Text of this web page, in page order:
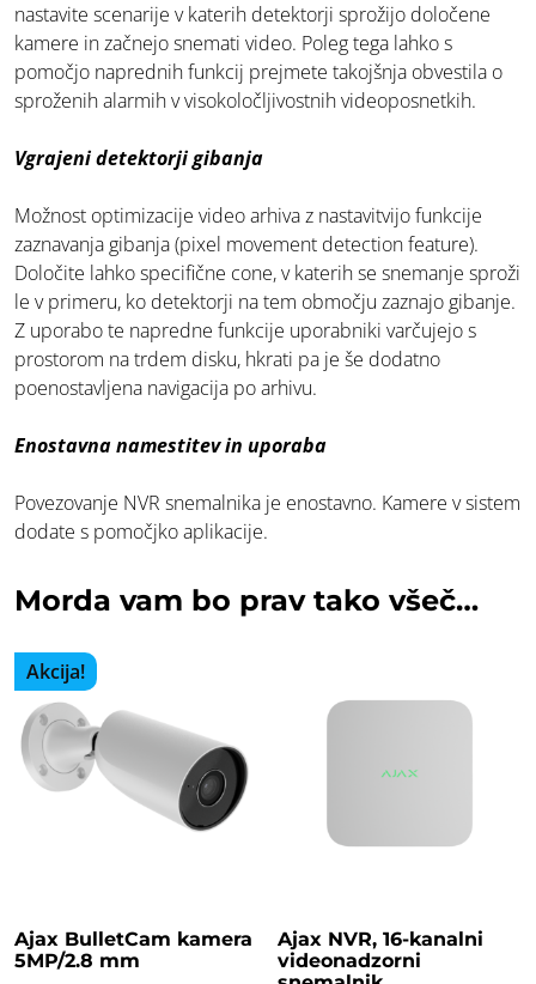
nastavite scenarije v katerih detektorji sprožijo določene
kamere in začnejo snemati video. Poleg tega lahko s
pomočjo naprednih funkcij prejmete takojšnja obvestila o
sproženih alarmih v visokoločljivostnih videoposnetkih.
Vgrajeni detektorji gibanja
Možnost optimizacije video arhiva z nastavitvijo funkcije
zaznavanja gibanja (pixel movement detection feature).
Določite lahko specifične cone, v katerih se snemanje sproži
le v primeru, ko detektorji na tem območju zaznajo gibanje.
Z uporabo te napredne funkcije uporabniki varčujejo s
prostorom na trdem disku, hkrati pa je še dodatno
poenostavljena navigacija po arhivu.
Enostavna namestitev in uporaba
Povezovanje NVR snemalnika je enostavno. Kamere v sistem
dodate s pomočjko aplikacije.
Morda vam bo prav tako všeč…
Akcija!
Ajax BulletCam kamera
5MP/2.8 mm
Ajax NVR, 16-kanalni
videonadzorni